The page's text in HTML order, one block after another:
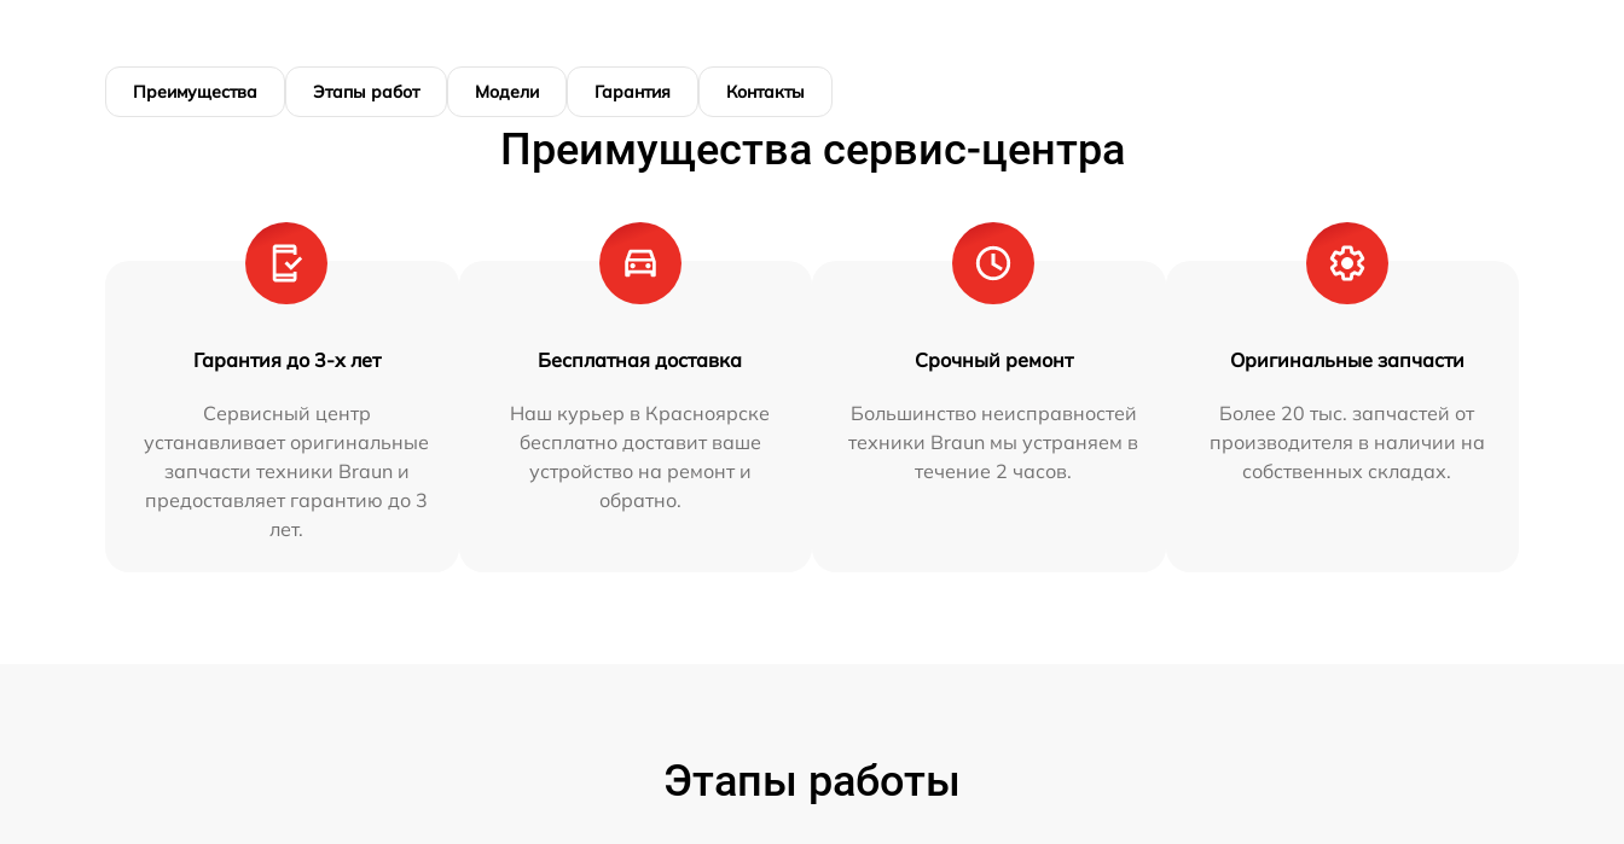
Преимущества Этапы работ Модели Гарантия Контакты
Преимущества сервис-центра
Гарантия до 3-х лет
Сервисный центр
устанавливает оригинальные
запчасти техники Braun и
предоставляет гарантию до 3
лет.
Бесплатная доставка
Наш курьер в Красноярске
бесплатно доставит ваше
устройство на ремонт и
обратно.
Срочный ремонт
Большинство неисправностей
техники Braun мы устраняем в
течение 2 часов.
Оригинальные запчасти
Более 20 тыс. запчастей от
производителя в наличии на
собственных складах.
Этапы работы